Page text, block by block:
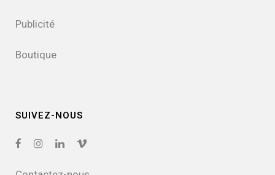
Publicité
Boutique
SUIVEZ-NOUS